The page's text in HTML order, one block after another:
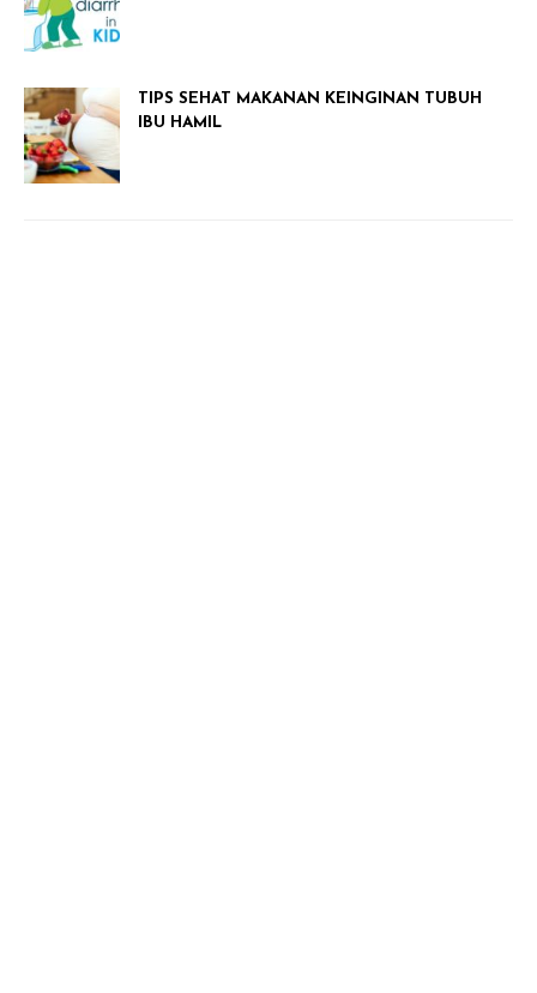
TIPS SEHAT MAKANAN KEINGINAN TUBUH
IBU HAMIL